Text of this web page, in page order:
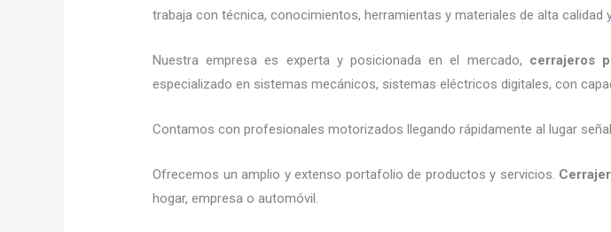
trabaja con técnica, conocimientos, herramientas y materiales de alta calidad y
Nuestra empresa es experta y posicionada en el mercado, cerrajeros
especializado en sistemas mecánicos, sistemas eléctricos digitales, con
Contamos con profesionales motorizados llegando rápidamente al lugar
Ofrecemos un amplio y extenso portafolio de productos y servicios. C
hogar, empresa o automóvil.